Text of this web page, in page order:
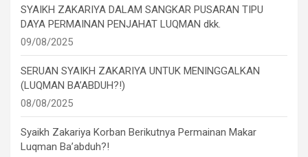
SYAIKH ZAKARIYA DALAM SANGKAR PUSARAN TIPU
DAYA PERMAINAN PENJAHAT LUQMAN dkk.
09/08/2025
SERUAN SYAIKH ZAKARIYA UNTUK MENINGGALKAN
(LUQMAN BA’ABDUH?!)
08/08/2025
Syaikh Zakariya Korban Berikutnya Permainan Makar
Luqman Ba’abduh?!